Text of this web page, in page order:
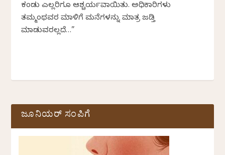
ಕಂಡು ಎಲ್ಲರಿಗೂ ಆಶ್ಚರ್ಯವಾಯಿತು. ಅಧಿಕಾರಿಗಳು
ತಮ್ಮಂಥವರ ಮಾಳಿಗೆ ಮನೆಗಳನ್ನು ಮಾತ್ರ ಜಡ್ತಿ
ಮಾಡುವರಲ್ಲದೆ…”
ಜೂನಿಯರ್ ಸಂಪಿಗೆ